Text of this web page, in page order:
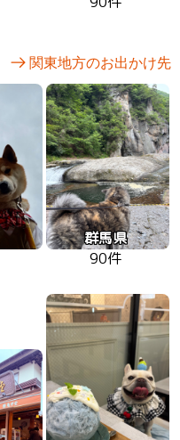
関東地方のお出かけ先
群馬県
90件